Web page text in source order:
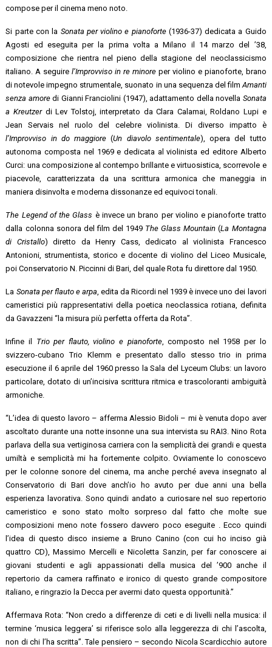
compose per il cinema meno noto.
Si parte con la Sonata per violino e pianoforte(1936-37) dedicata a Guido
Agosti ed eseguita per la prima volta a Milano il 14 marzo del ’38,
composizione che rientra nel pieno della stagione del neoclassicismo
italiano. A seguirel’Improvviso in re minoreper violino e pianoforte, brano
di notevole impegno strumentale, suonato in una sequenza del film Amanti
senza amoredi Gianni Franciolini (1947), adattamento della novella Sonata
a Kreutzer di Lev Tolstoj, interpretato da Clara Calamai, Roldano Lupi e
Jean Servais nel ruolo del celebre violinista. Di diverso impatto è
l’Improvviso in do maggiore(Un diavolo sentimentale), opera del tutto
autonoma composta nel 1969 e dedicata al violinista ed editore Alberto
Curci: una composizione al contempo brillante e virtuosistica, scorrevole e
piacevole, caratterizzata da una scrittura armonica che maneggia in
maniera disinvolta e moderna dissonanze ed equivoci tonali.
The Legend of the Glass è invece un brano per violino e pianoforte tratto
dalla colonna sonora del film del 1949 The Glass Mountain (La Montagna
di Cristallo) diretto da Henry Cass, dedicato al violinista Francesco
Antonioni, strumentista, storico e docente di violino del Liceo Musicale,
poi Conservatorio N. Piccinni di Bari, del quale Rota fu direttore dal 1950.
La Sonata per flauto e arpa , edita da Ricordi nel 1939 è invece uno dei lavori
cameristici più rappresentativi della poetica neoclassica rotiana, definita
da Gavazzeni “la misura più perfetta offerta da Rota”.
Infine il Trio per flauto, violino e pianoforte, composto nel 1958 per lo
svizzero-cubano Trio Klemm e presentato dallo stesso trio in prima
esecuzione il 6 aprile del 1960 presso la Sala del Lyceum Clubs: un lavoro
particolare, dotato di un’incisiva scrittura ritmica e trascoloranti ambiguità
armoniche.
“L’idea di questo lavoro – afferma Alessio Bidoli – mi è venuta dopo aver
ascoltato durante una notte insonne una sua intervista su RAI3. Nino Rota
parlava della sua vertiginosa carriera con la semplicità dei grandi e questa
umiltà e semplicità mi ha fortemente colpito. Ovviamente lo conoscevo
per le colonne sonore del cinema, ma anche perché aveva insegnato al
Conservatorio di Bari dove anch’io ho avuto per due anni una bella
esperienza lavorativa. Sono quindi andato a curiosare nel suo repertorio
cameristico e sono stato molto sorpreso dal fatto che molte sue
composizioni meno note fossero davvero poco eseguite . Ecco quindi
l’idea di questo disco insieme a Bruno Canino (con cui ho inciso già
quattro CD), Massimo Mercelli e Nicoletta Sanzin, per far conoscere ai
giovani studenti e agli appassionati della musica del ’900 anche il
repertorio da camera raffinato e ironico di questo grande compositore
italiano, e ringrazio la Decca per avermi dato questa opportunità.”
Affermava Rota: “Non credo a differenze di ceti e di livelli nella musica: il
termine ‘musica leggera’ si riferisce solo alla leggerezza di chi l’ascolta,
non di chi l’ha scritta”. Tale pensiero – secondo Nicola Scardicchio autore